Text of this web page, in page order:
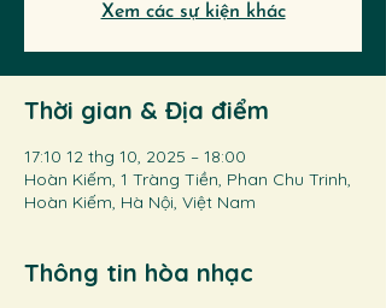
Xem các sự kiện khác
Thời gian & Địa điểm
17:10 12 thg 10, 2025 – 18:00
Hoàn Kiếm, 1 Tràng Tiền, Phan Chu Trinh,
Hoàn Kiếm, Hà Nội, Việt Nam
Thông tin hòa nhạc